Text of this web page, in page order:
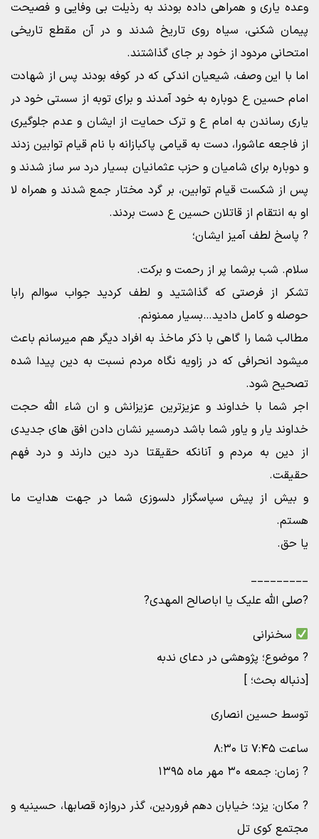
وعده یاری و همراهی داده بودند به رذیلت بی وفایی و فصیحت
پیمان شکنی، سیاه روی تاریخ شدند و در آن مقطع تاریخی
امتحانی مردود از خود بر جای گذاشتند.
اما با این وصف، شیعیان اندکی که در کوفه بودند پس از شهادت
امام حسین ع دوباره به خود آمدند و برای توبه از سستی خود در
یاری رساندن به امام ع و ترک حمایت از ایشان و عدم جلوگیری
از فاجعه عاشورا، دست به قیامی پاکبازانه با نام قیام توابین زدند
و دوباره برای شامیان و حزب عثمانیان بسیار درد سر ساز شدند و
پس از شکست قیام توابین، بر گرد مختار جمع شدند و همراه لا
او به انتقام از قاتلان حسین ع دست بردند.
? پاسخ لطف آمیز ایشان؛
سلام. شب برشما پر از رحمت و برکت.
تشکر از فرصتی که گذاشتید و لطف کردید جواب سوالم رابا
حوصله و کامل دادید…بسیار ممنونم.
مطالب شما را گاهی با ذکر ماخذ به افراد دیگر هم میرسانم باعث
میشود انحرافی که در زاویه نگاه مردم نسبت به دین پیدا شده
تصحیح شود.
اجر شما با خداوند و عزیزترین عزیزانش و ان شاء الله حجت
خداوند یار و یاور شما باشد درمسیر نشان دادن افق های جدیدی
از دین به مردم و آنانکه حقیقتا درد دین دارند و درد فهم
حقیقت.
و بیش از پیش سپاسگزار دلسوزی شما در جهت هدایت ما
هستم.
یا حق.
_________
?صلی الله علیک یا اباصالح المهدی?
سخنرانی
? موضوع؛ پژوهشی در دعای ندبه
[دنباله بحث؛ ]
توسط حسین انصاری
ساعت ۷:۴۵ تا ۸:۳۰
? زمان: جمعه ۳۰ مهر ماه ۱۳۹۵
? مکان: یزد؛ خیابان دهم فروردین، گذر دروازه قصابها، حسینیه و
مجتمع کوی تل